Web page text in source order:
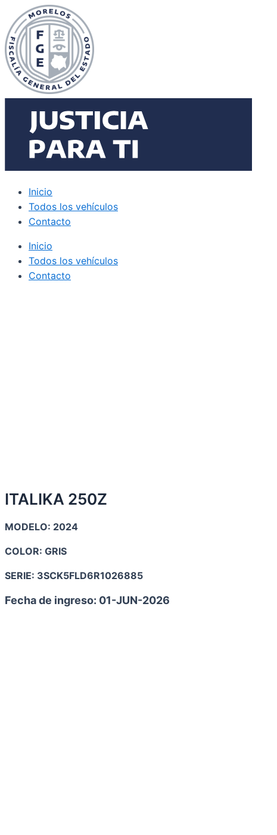
al
contenido
Inicio
Todos los vehículos
Contacto
Inicio
Todos los vehículos
Contacto
ITALIKA 250Z
MODELO: 2024
COLOR: GRIS
SERIE: 3SCK5FLD6R1026885
Fecha de ingreso: 01-JUN-2026